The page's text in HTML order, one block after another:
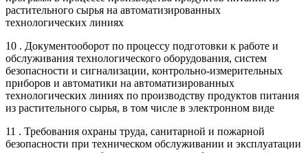
растительного сырья на автоматизированных
технологических линиях
10 . Документооборот по процессу подготовки к работе и
обслуживания технологического оборудования, систем
безопасности и сигнализации, контрольно-измерительных
приборов и автоматики на автоматизированных
технологических линиях по производству продуктов питания
из растительного сырья, в том числе в электронном виде
11 . Требования охраны труда, санитарной и пожарной
безопасности при техническом обслуживании и эксплуатации